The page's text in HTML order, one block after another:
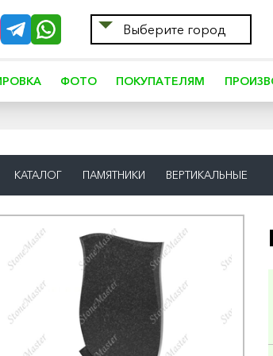
Выберите город
ФОТО ПОКУПАТЕЛЯМ
КАТАЛОГ ПАМЯТНИКИ ВЕРТИКАЛЬНЫЕ